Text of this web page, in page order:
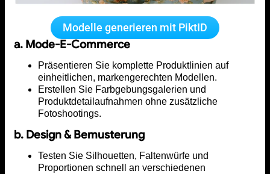
Modelle generieren mit PiktID
a. Mode-E-Commerce
Präsentieren Sie komplette Produktlinien auf
einheitlichen, markengerechten Modellen.
Erstellen Sie Farbgebungsgalerien und
Produktdetailaufnahmen ohne zusätzliche
Fotoshootings.
b. Design & Bemusterung
Testen Sie Silhouetten, Faltenwürfe und
Proportionen schnell an verschiedenen